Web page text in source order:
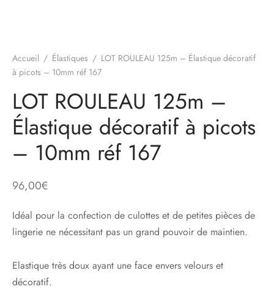
Accueil / Élastiques / LOT ROULEAU 125m – Élastique décoratif
à picots – 10mm réf 167
LOT ROULEAU 125m –
Élastique décoratif à picots
– 10mm réf 167
96,00€
Idéal pour la confection de culottes et de petites pièces de
lingerie ne nécessitant pas un grand pouvoir de maintien.
Elastique très doux ayant une face envers velours et
décoratif.